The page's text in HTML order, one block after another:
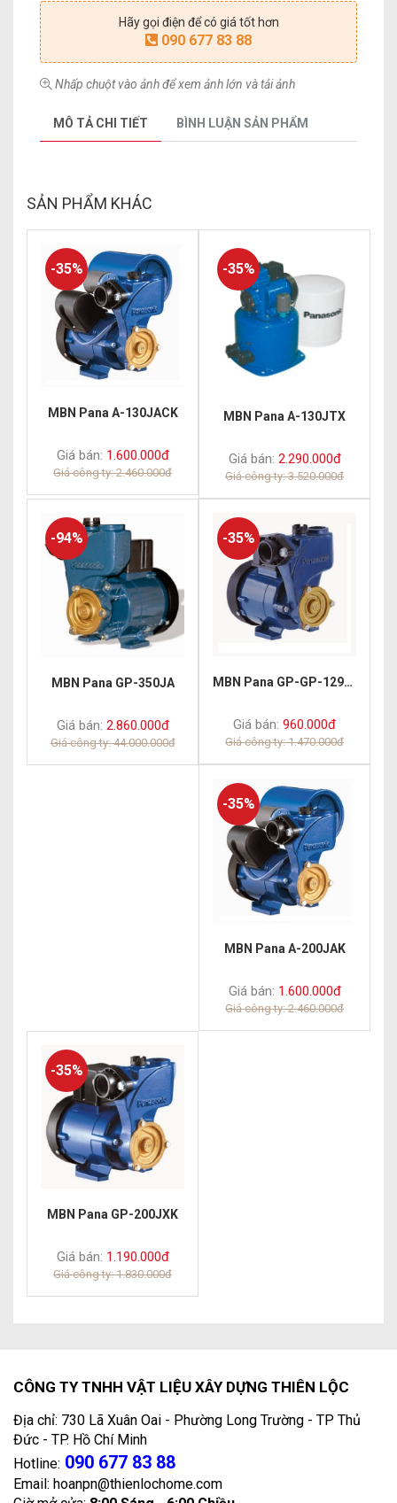
Hãy gọi điện để có giá tốt hơn
090 677 83 88
Nhấp chuột vào ảnh để xem ảnh lớn và tải ảnh
MÔ TẢ CHI TIẾT BÌNH LUẬN SẢN PHẨM
SẢN PHẨM KHÁC
-35%
MBN Pana A-130JACK
Giá bán: 1.600.000đ
Giá công ty: 2.460.000đ
-35%
MBN Pana A-130JTX
Giá bán: 2.290.000đ
Giá công ty: 3.520.000đ
-94%
MBN Pana GP-350JA
Giá bán: 2.860.000đ
Giá công ty: 44.000.000đ
-35%
MBN Pana GP-GP-129JXK
Giá bán: 960.000đ
Giá công ty: 1.470.000đ
-35%
MBN Pana A-200JAK
Giá bán: 1.600.000đ
Giá công ty: 2.460.000đ
-35%
MBN Pana GP-200JXK
Giá bán: 1.190.000đ
Giá công ty: 1.830.000đ
CÔNG TY TNHH VẬT LIỆU XÂY DỰNG THIÊN LỘC
Địa chỉ: 730 Lã Xuân Oai - Phường Long Trường - TP Thủ
Đức - TP. Hồ Chí Minh
Hotline: 090 677 83 88
Email: hoanpn@thienlochome.com